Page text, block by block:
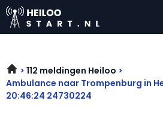
112 meldingen Heiloo
Ambulance naar Trompenburg in
20:46:24 24730224